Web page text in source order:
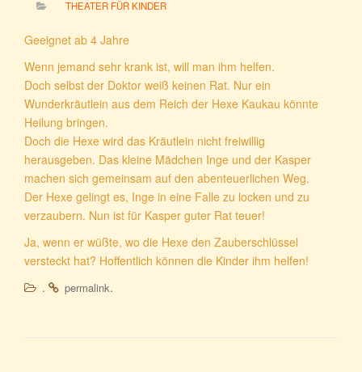
THEATER FÜR KINDER
Geeignet ab 4 Jahre
Wenn jemand sehr krank ist, will man ihm helfen.
Doch selbst der Doktor weiß keinen Rat. Nur ein
Wunderkräutlein aus dem Reich der Hexe Kaukau könnte
Heilung bringen.
Doch die Hexe wird das Kräutlein nicht freiwillig
herausgeben. Das kleine Mädchen Inge und der Kasper
machen sich gemeinsam auf den abenteuerlichen Weg.
Der Hexe gelingt es, Inge in eine Falle zu locken und zu
verzaubern. Nun ist für Kasper guter Rat teuer!
Ja, wenn er wüßte, wo die Hexe den Zauberschlüssel
versteckt hat? Hoffentlich können die Kinder ihm helfen!
.
permalink.